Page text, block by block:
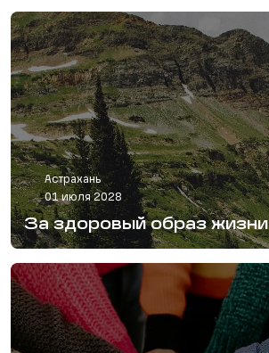
Астрахань
01 июля 2028
За здоровый образ жизни